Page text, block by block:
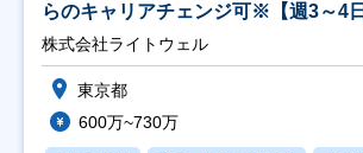
らのキャリアチェンジ可※【週3～4
能】
株式会社ライトウェル
東京都
600万~730万